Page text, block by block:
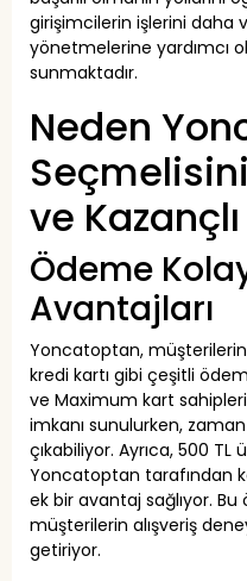
girişimcilerin işlerini daha
yönetmelerine yardımcı
sunmaktadır.
Neden
ve
Ödeme
Avantajları
Yoncatoptan,
kredi kartı gibi çeşitli
ve Maximum kart
imkanı sunulurken,
çıkabiliyor. Ayrıca, 500
Yoncatoptan tarafından
ek bir avantaj sağlıyor.
müşterilerin alışveriş
getiriyor.